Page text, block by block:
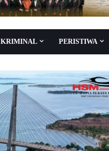
KRIMINAL PERISTIWA